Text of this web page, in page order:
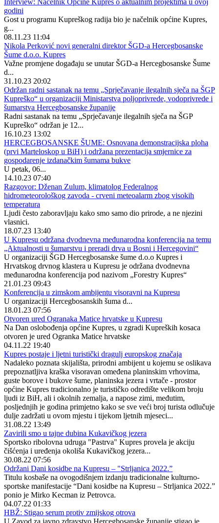
Interview: Načelnik Općine Kupres o aktualnim projektima u ovoj
godini
Gost u programu Kupreškog radija bio je načelnik općine Kupres,
g...
08.11.23 11:04
Nikola Perković novi generalni direktor ŠGD-a Hercegbosanske
Šume d.o.o. Kupres
Važne promjene događaju se unutar ŠGD-a Hercegbosanske Šume
d...
31.10.23 20:02
Održan radni sastanak na temu „Sprječavanje ilegalnih sječa na ŠGP
Kupreško“ u organizaciji Ministarstva poljoprivrede, vodoprivrede i
šumarstva Hercegbosanske županije
Radni sastanak na temu „Sprječavanje ilegalnih sječa na ŠGP
Kupreško“ održan je 12...
16.10.23 13:02
HERCEGBOSANSKE ŠUME: Osnovana demonstracijska ploha
(prvi Marteloskop u BiH) i održana prezentacija smjernice za
gospodarenje izdanačkim šumama bukve
U petak, 06...
14.10.23 07:40
Razgovor: Dženan Zulum, klimatolog Federalnog
hidrometeorološkog zavoda - crveni meteoalarm zbog visokih
temperatura
Ljudi često zaboravljaju kako smo samo dio prirode, a ne njezini
vlasnici.
18.07.23 13:40
U Kupresu održana dvodnevna međunarodna konferencija na temu
„Aktualnosti u šumarstvu i preradi drva u Bosni i Hercegovini“
U organizaciji ŠGD Hercegbosanske šume d.o.o Kupres i
Hrvatskog drvnog klastera u Kupresu je održana dvodnevna
međunarodna konferencija pod nazivom „Forestry Kupres“
21.01.23 09:43
Konferencija u zimskom ambijentu visoravni na Kupresu
U organizaciji Hercegbosanskih šuma d...
18.01.23 07:56
Otvoren ured Ogranaka Matice hrvatske u Kupresu
Na Dan oslobođenja općine Kupres, u zgradi Kupreških kosaca
otvoren je ured Ogranka Matice hrvatske
04.11.22 19:40
Kupres postaje i ljetni turistički dragulj europskog značaja
Nadaleko poznata skijališta, prirodni ambijent u kojemu se oslikava
prepoznatljiva kraška visoravan omeđena planinskim vrhovima,
guste borove i bukove šume, planinska jezera i vrtače - prostor
općine Kupres tradicionalno je turističko odredište velikom broju
ljudi iz BiH, ali i okolnih zemalja, a napose zimi, međutim,
posljednjih je godina primjetno kako se sve veći broj turista odlučuje
dulje zadržati u ovom mjestu i tijekom ljetnih mjeseci...
31.08.22 13:49
Zavirili smo u tajne dubina Kukavičkog jezera
Sportsko ribolovna udruga "Pastrva" Kupres provela je akciju
čišćenja i uređenja okoliša Kukavičkog jezera...
30.08.22 07:56
Održani Dani kosidbe na Kupresu – "Strljanica 2022.”
Titulu kosbaše na ovogodišnjem izdanju tradicionalne kulturno-
sportske manifestacije “Dani kosidbe na Kupresu – Strljanica 2022.”
ponio je Mirko Kecman iz Petrovca.
04.07.22 01:33
HBŽ: Stigao serum protiv zmijskog otrova
U Zavod za javno zdravstvo Hercegbosanske županije stigao je